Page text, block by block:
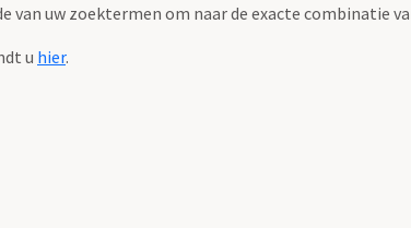
van uw zoektermen om naar de exacte combinatie
u hier.